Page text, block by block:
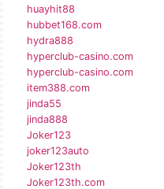
huayhit88
hubbet168.com
hydra888
hyperclub-casino.com
hyperclub-casino.com
item388.com
jinda55
jinda888
Joker123
joker123auto
Joker123th
Joker123th.com